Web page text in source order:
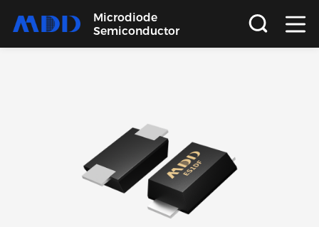
Microdiode
Semiconductor